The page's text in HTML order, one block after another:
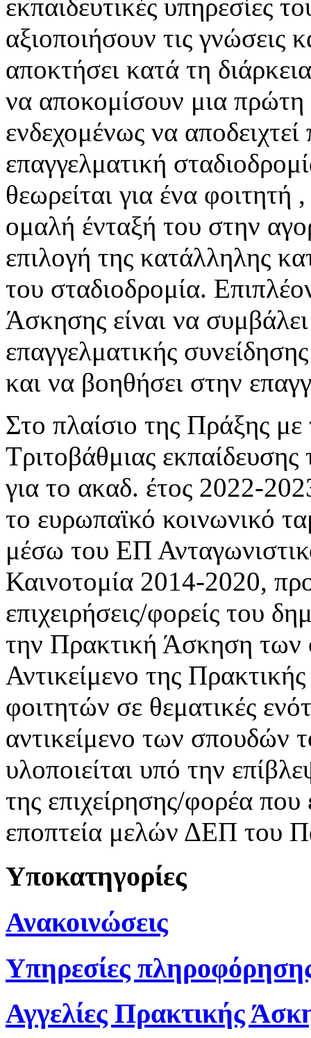
εκπαιδευτικές υπηρεσίες
αξιοποιήσουν τις γνώσεις
αποκτήσει κατά τη
να αποκομίσουν μια πρώτη
ενδεχομένως να
επαγγελματική
θεωρείται για ένα
ομαλή ένταξή του στην
επιλογή της κατάλληλης
του σταδιοδρομία.
Άσκησης είναι να
επαγγελματικής
και να βοηθήσει στην
Στο πλαίσιο της Πράξης
Τριτοβάθμιας
για το ακαδ. έτος 2022-
το ευρωπαϊκό κοινωνικό
μέσω του ΕΠ
Καινοτομία 2014-2020,
επιχειρήσεις/φορείς του
την Πρακτική Άσκηση των
Αντικείμενο της
φοιτητών σε θεματικές
αντικείμενο των
υλοποιείται υπό την
της επιχείρησης/φορέα
εποπτεία μελών ΔΕΠ του
Υποκατηγορίες
Ανακοινώσεις
Υπηρεσίες
Αγγελίες Πρακτικής